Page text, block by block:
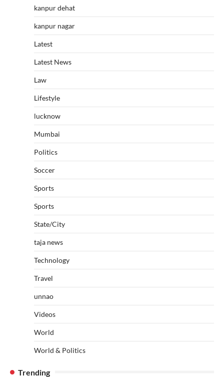
kanpur dehat
kanpur nagar
Latest
Latest News
Law
Lifestyle
lucknow
Mumbai
Politics
Soccer
Sports
Sports
State/City
taja news
Technology
Travel
unnao
Videos
World
World & Politics
Trending